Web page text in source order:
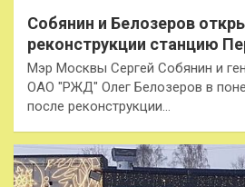
Собянин и Белозеров
реконструкции станцию
Мэр Москвы Сергей Собянин и
ОАО "РЖД" Олег Белозеров в
после реконструкции…